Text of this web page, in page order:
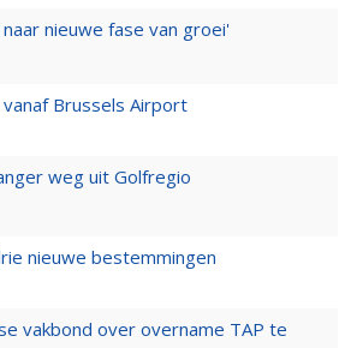
nieuwe fase van groei'
Brussels Airport
weg uit Golfregio
nieuwe bestemmingen
vakbond over overname TAP te